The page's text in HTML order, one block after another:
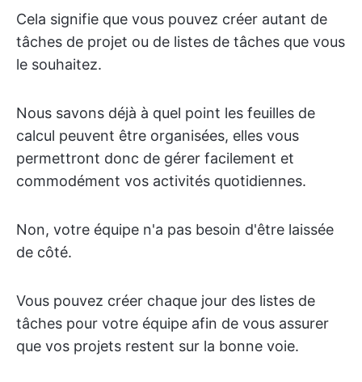
Cela signifie que vous pouvez créer autant de
tâches de projet ou de listes de tâches que vous
le souhaitez.
Nous savons déjà à quel point les feuilles de
calcul peuvent être organisées, elles vous
permettront donc de gérer facilement et
commodément vos activités quotidiennes.
Non, votre équipe n'a pas besoin d'être laissée
de côté.
Vous pouvez créer chaque jour des listes de
tâches pour votre équipe afin de vous assurer
que vos projets restent sur la bonne voie.